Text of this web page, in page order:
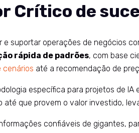
Crítico de
suportar operações de negócios
rápida de padrões, com base
cenários até a recomendação de
específica para projetos de
que provem o valor investido,
confiáveis de gigantes,